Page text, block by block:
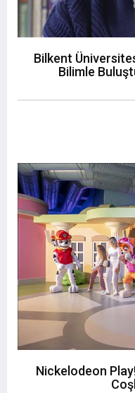
Bilkent
Bilimle
Nickelodeon